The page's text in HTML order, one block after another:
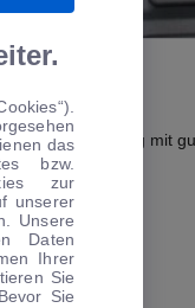
Fahrzeug mit
ABS
das
bzw.
zur
unserer
Unsere
Daten
Ihrer
Sie
Sie